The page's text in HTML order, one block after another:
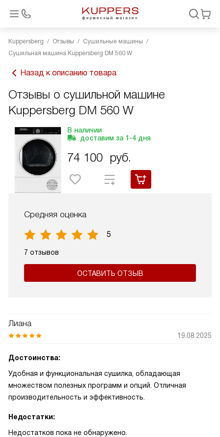
Kuppersberg Отзывы
Сушильные машины
Сушильная машина Kuppersberg DM 560 W
Назад к описанию товара
Отзывы о сушильной машине
Kuppersberg DM 560 W
В наличии
доставим за 1-4 дня
74 100 руб.
Средняя оценка
5
7 отзывов
ОСТАВИТЬ ОТЗЫВ
Лиана
19.08.2025
Достоинства:
Удобная и функциональная сушилка, обладающая
множеством полезных программ и опций. Отличная
производительность и эффективность.
Недостатки:
Недостатков пока не обнаружено.